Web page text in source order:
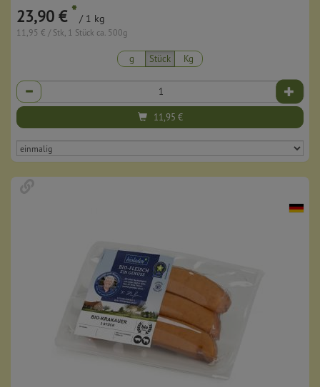
23,90 € * / 1 kg
11,95 € / Stk, 1 Stück ca. 500g
g Stück Kg
Anzahl
11,95 €